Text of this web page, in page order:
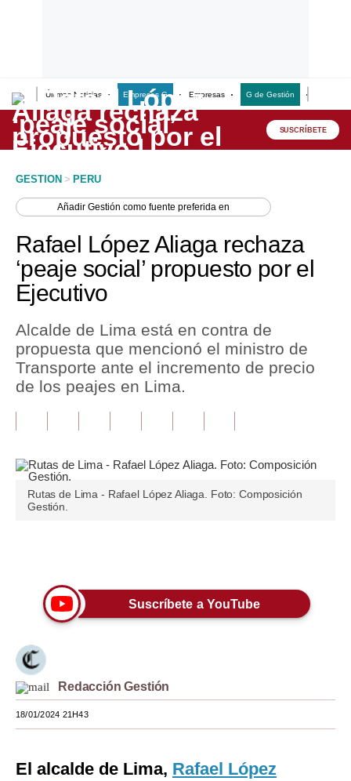
Últimas Noticias Empresas G Empresas G de Gestión
Lo último
Peru Quiosco
Economía
Mercados
Política
Tu Dinero
Finanzas Personales
Plus G
Opinión
Blogs
Lujo
Viajes
SUSCRÍBETE
GESTION > PERU
AñadirGestión como fuente preferida en
Rafael López Aliaga rechaza
‘peaje social’ propuesto por el
Ejecutivo
Alcalde de Lima está en contra de
propuesta que mencionó el ministro de
Transporte ante el incremento de precio
de los peajes en Lima.
Rutas de Lima - Rafael López Aliaga. Foto: Composición
Gestión.
Suscríbete a YouTube
Redacción Gestión
18/01/2024 21H43
El alcalde de Lima, Rafael López